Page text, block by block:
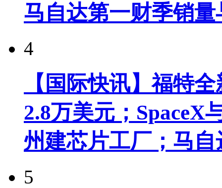
马自达第一财季销
4
【国际快讯】福特
2.8万美元；SpaceX
州建芯片工厂；马
5